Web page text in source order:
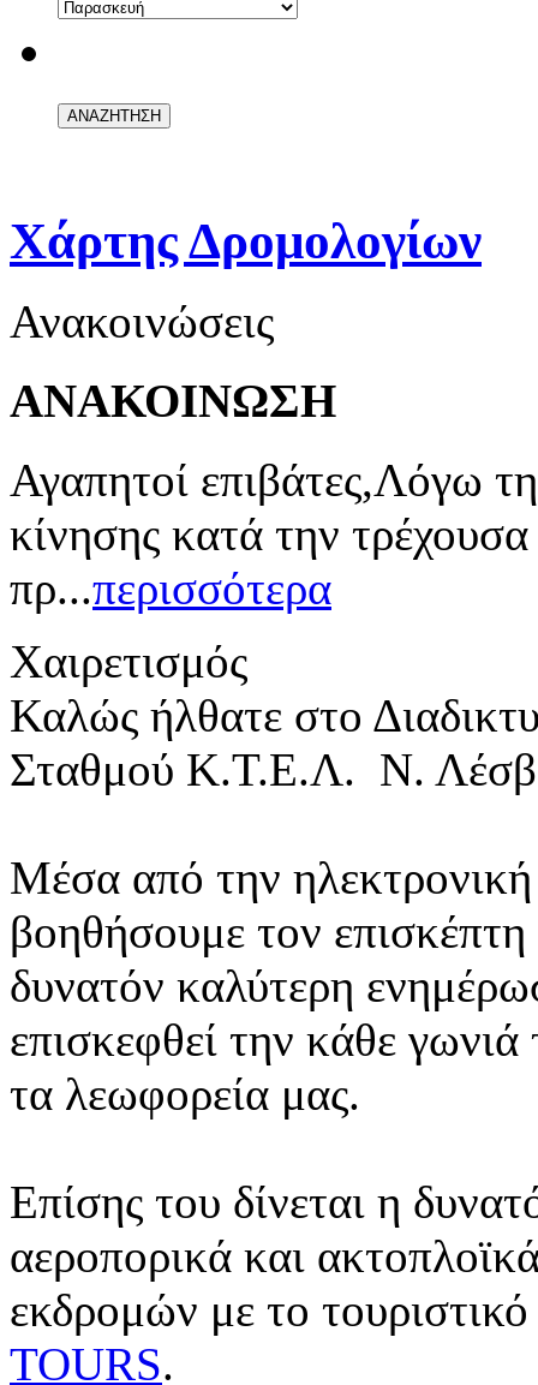
Χάρτης Δρομολογίων
Ανακοινώσεις
ΑΝΑΚΟΙΝΩΣΗ
Αγαπητοί επιβάτες,Λόγω
κίνησης κατά την
πρ...περισσότερα
Χαιρετισμός
Καλώς ήλθατε στο
Σταθμού Κ.Τ.Ε.Λ. Ν.
Μέσα από την ηλεκτρονική
βοηθήσουμε τον
δυνατόν καλύτερη
επισκεφθεί την κάθε
τα λεωφορεία μας.
Επίσης του δίνεται η
αεροπορικά και
εκδρομών με το
TOURS.